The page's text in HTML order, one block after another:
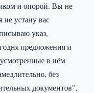
и опорой. Вы не
не устану вас
указ,
предложения и
в нём
без
документов",